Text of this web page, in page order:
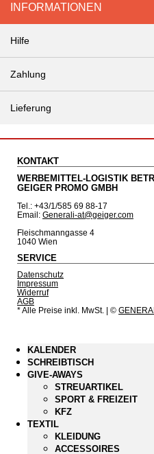
INFORMATIONEN
Hilfe
Zahlung
Lieferung
KONTAKT
WERBEMITTEL-LOGISTIK
GEIGER PROMO GMBH
Tel.: +43/1/585 69 88-17
Email: Generali-at@geiger.com
Fleischmanngasse 4
1040 Wien
SERVICE
Datenschutz
Impressum
Widerruf
AGB
* Alle Preise inkl. MwSt. | ©
KALENDER
SCHREIBTISCH
GIVE-AWAYS
STREUARTIKEL
SPORT & FREIZEIT
KFZ
TEXTIL
KLEIDUNG
ACCESSOIRES